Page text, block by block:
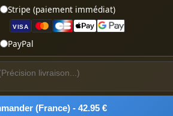
Stripe (paiement immédiat)
VISA
PayPal
(France) - 42.95 €